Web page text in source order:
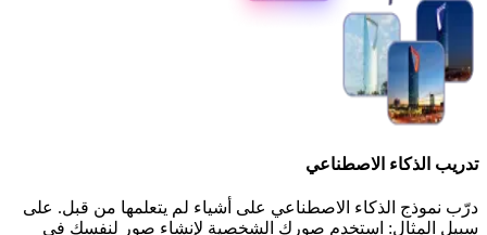
تدريب الذكاء الاصطناعي
درّب نموذج الذكاء الاصطناعي على أشياء لم يتعلمها من قبل. على
سبيل المثال: استخدم صورك الشخصية لإنشاء صور لنفسك في